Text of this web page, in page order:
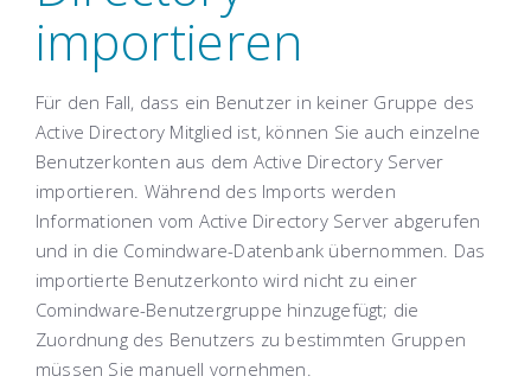
importieren
Für den Fall, dass ein Benutzer in keiner Gruppe des
Active Directory Mitglied ist, können Sie auch einzelne
Benutzerkonten aus dem Active Directory Server
importieren. Während des Imports werden
Informationen vom Active Directory Server abgerufen
und in die Comindware-Datenbank übernommen. Das
importierte Benutzerkonto wird nicht zu einer
Comindware-Benutzergruppe hinzugefügt; die
Zuordnung des Benutzers zu bestimmten Gruppen
müssen Sie manuell vornehmen.